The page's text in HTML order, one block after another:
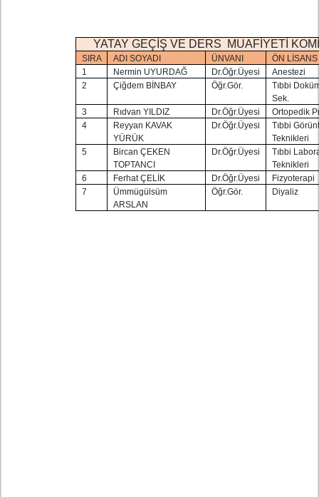
YATAY GEÇİŞ VE DERS MUAFİYETİ
SIRA ADI SOYADI ÜNVANI
ÖN
1
Nermin UYURDAĞ Dr.Öğr.Üyesi
Anestezi
2
Çiğdem BİNBAY Öğr.Gör.
Tıbbi
Sek.
3
Rıdvan YILDIZ Dr.Öğr.Üyesi
Ortopedik
4
Reyyan KAVAK
YÜRÜK
Dr.Öğr.Üyesi
Tıbbi
Teknikleri
5
Bircan ÇEKEN
TOPTANCI
Dr.Öğr.Üyesi
Tıbbi
Teknikleri
6
Ferhat ÇELİK Dr.Öğr.Üyesi
Fizyoterapi
7
Ümmügülsüm
ARSLAN
Öğr.Gör. Diyaliz